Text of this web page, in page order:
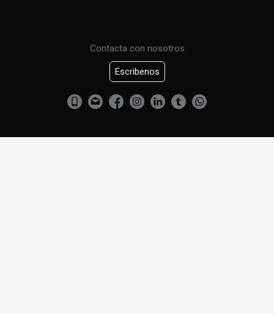
Contacta con nosotros
Escribenos